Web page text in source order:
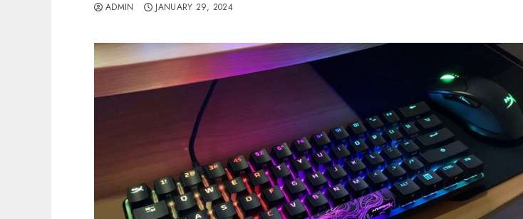
ADMIN JANUARY 29, 2024